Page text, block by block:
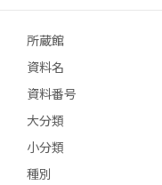
所蔵館
資料名
資料番号
大分類
小分類
種別